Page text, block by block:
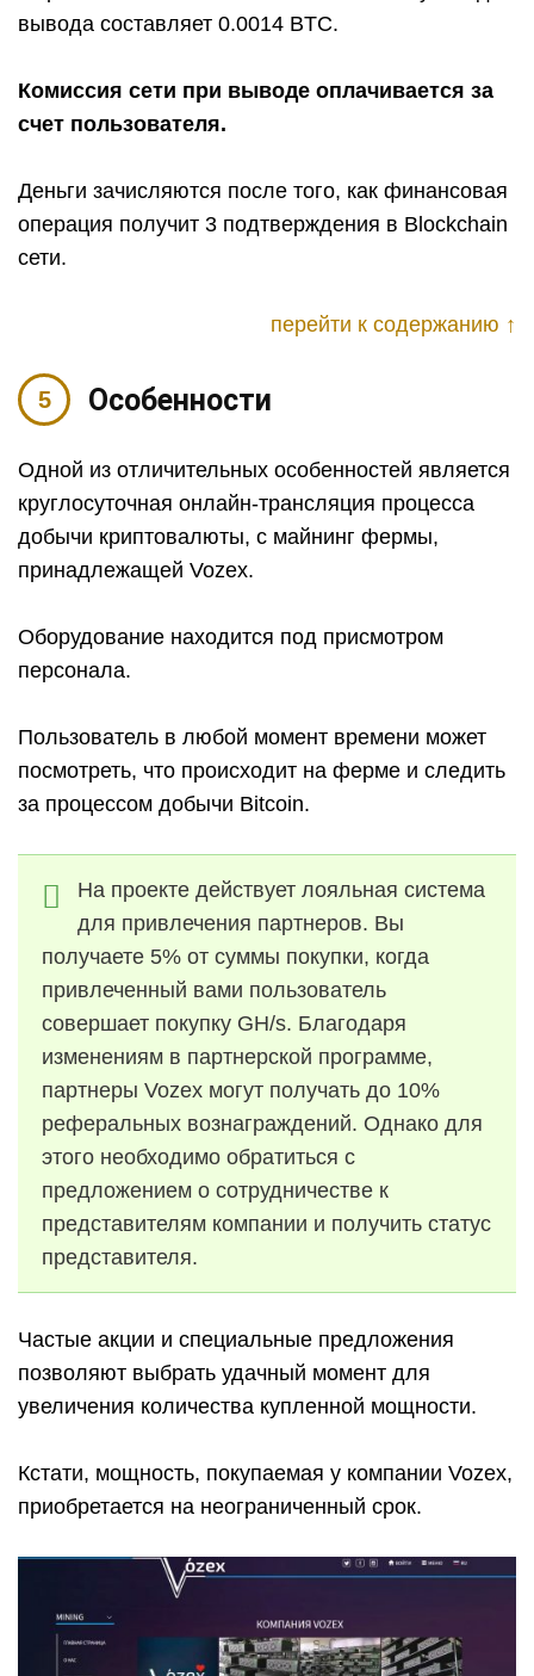
вывода составляет 0.0014 BTC.
Комиссия сети при выводе оплачивается за
счет пользователя.
Деньги зачисляются после того, как финансовая
операция получит 3 подтверждения в Blockchain
сети.
перейти к содержанию ↑
Особенности
Одной из отличительных особенностей является
круглосуточная онлайн-трансляция процесса
добычи криптовалюты, с майнинг фермы,
принадлежащей Vozex.
Оборудование находится под присмотром
персонала.
Пользователь в любой момент времени может
посмотреть, что происходит на ферме и следить
за процессом добычи Bitcoin.
На проекте действует лояльная система
для привлечения партнеров. Вы
получаете 5% от суммы покупки, когда
привлеченный вами пользователь
совершает покупку GH/s. Благодаря
изменениям в партнерской программе,
партнеры Vozex могут получать до 10%
реферальных вознаграждений. Однако для
этого необходимо обратиться с
предложением о сотрудничестве к
представителям компании и получить статус
представителя.
Частые акции и специальные предложения
позволяют выбрать удачный момент для
увеличения количества купленной мощности.
Кстати, мощность, покупаемая у компании Vozex,
приобретается на неограниченный срок.